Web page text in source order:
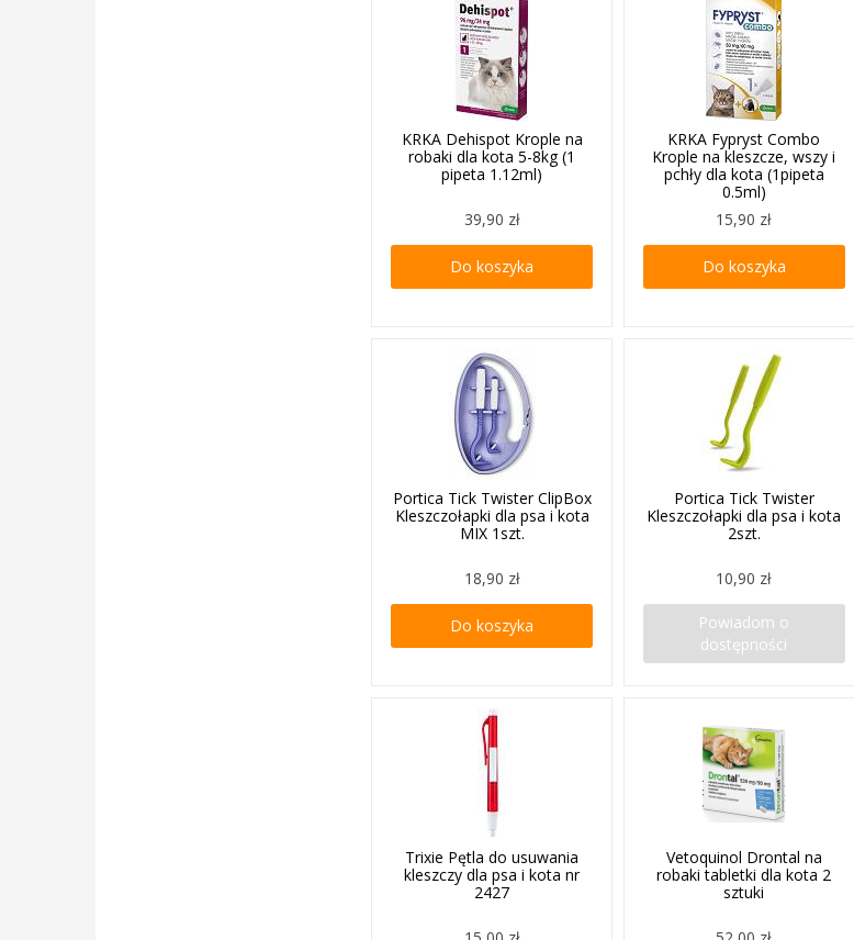
KRKA Dehispot Krople na
robaki dla kota 5-8kg (1
pipeta 1.12ml)
39,90 zł
Do koszyka
KRKA Fypryst Combo
Krople na kleszcze, wszy i
pchły dla kota (1pipeta
0.5ml)
15,90 zł
Do koszyka
Portica Tick Twister ClipBox
Kleszczołapki dla psa i kota
MIX 1szt.
18,90 zł
Do koszyka
Portica Tick Twister
Kleszczołapki dla psa i kota
2szt.
10,90 zł
Powiadom o
dostępności
Trixie Pętla do usuwania
kleszczy dla psa i kota nr
2427
Vetoquinol Drontal na
robaki tabletki dla kota 2
sztuki